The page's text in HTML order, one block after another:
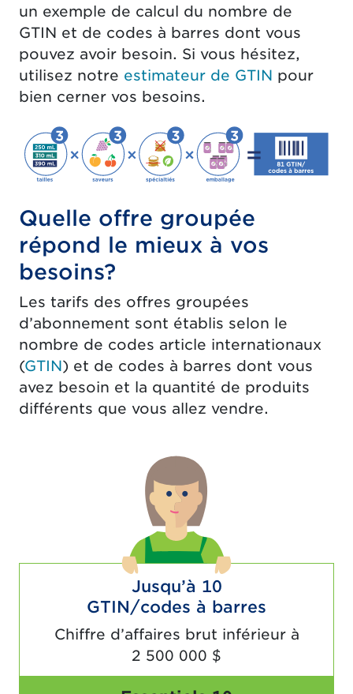
un exemple de calcul du nombre de
GTIN et de codes à barres dont vous
pouvez avoir besoin. Si vous hésitez,
utilisez notre estimateur de GTIN pour
bien cerner vos besoins.
Quelle offre groupée
répond le mieux à vos
besoins?
Les tarifs des offres groupées
d’abonnement sont établis selon le
nombre de codes article internationaux
(GTIN) et de codes à barres dont vous
avez besoin et la quantité de produits
différents que vous allez vendre.
Jusqu’à 10
GTIN/codes à barres
Chiffre d’affaires brut inférieur à
2 500 000 $